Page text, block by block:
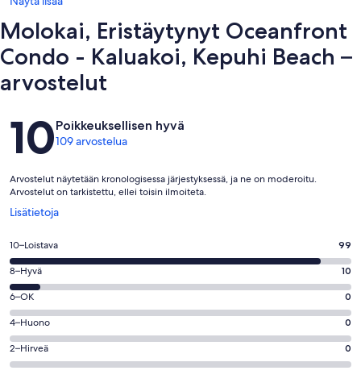
condo, kolmen mailin ranta kävelyetäisyydellä, monet eristäytyneet
aikana, 'Friendly Isle' W40491577-01
Molokai, Eristäytynyt Oceanfront
Condo - Kaluakoi, Kepuhi Beach –
arvostelut
Arvostelut
10Poikkeuksellisen hyvä
109 arvostelua
Arvostelut näytetään kronologisessa järjestyksessä, ja ne on moderoitu.
Arvostelut on tarkistettu, ellei toisin ilmoiteta.
Lisätietoja
Avautuu
ikkunaan
Arvosana
10
-
Loistava.
99
kautta
109
arvostelua
10–Loistava 99
Arvosana
8
-
Hyvä.
10
kautta
8–Hyvä 10
Arvosana
6
-
OK.
0
6–OK 0
Arvosana
4
-
4–Huono 0
Arvosana
2
2–Hirveä 0